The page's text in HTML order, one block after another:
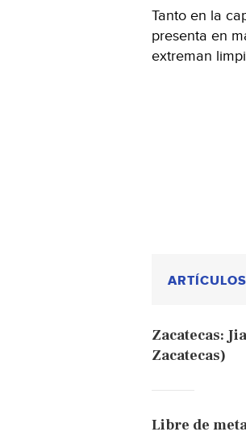
Tanto en la
presenta en
extreman
Zacatecas:
Zacatecas)
Libre de